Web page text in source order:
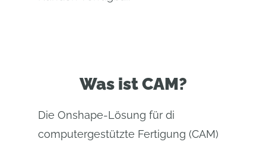
Was ist CAM?
Die Onshape-Lösung für di
computergestützte Fertigung (CAM)